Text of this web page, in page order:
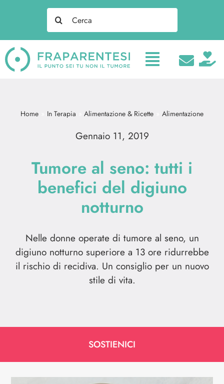
Search
for:
Home In Terapia Alimentazione & Ricette Alimentazione
Gennaio 11, 2019
Tumore al seno: tutti i
benefici del digiuno
notturno
Nelle donne operate di tumore al seno, un
digiuno notturno superiore a 13 ore ridurrebbe
il rischio di recidiva. Un consiglio per un nuovo
stile di vita.
SOSTIENICI